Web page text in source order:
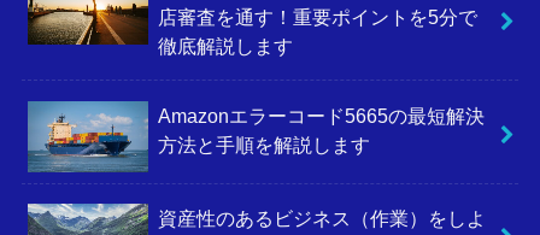
店審査を通す！重要ポイントを5分で
徹底解説します
Amazonエラーコード5665の最短解決
方法と手順を解説します
資産性のあるビジネス（作業）をしよ